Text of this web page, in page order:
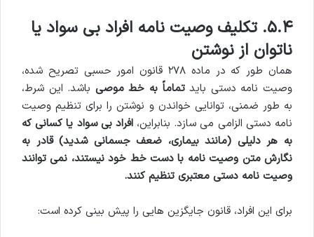
۵.۴. تکلیف وصیت نامه افراد بی سواد یا
ناتوان از نوشتن
همان طور که در ماده ۲۷۸ قانون امور حسبی تصریح شده،
وصیت نامه دستی بایدتماماً به خط موصی باشد. این شرط،
به طور ضمنی، توانایی خواندن و نوشتن را برای تنظیم وصیت
نامه دستی الزامی می سازد. بنابراین،افراد بی سواد یا کسانی که
به هر دلیلی (مانند بیماری، ضعف جسمانی شدید) قادر به
نگارش متن وصیت نامه با دست خط خود نیستند، نمی توانند
وصیت نامه دستی معتبری تنظیم کنند.
برای این افراد، قانون جایگزین هایی را پیش بینی کرده است: